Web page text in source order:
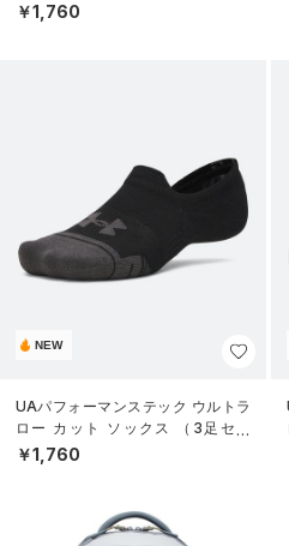
ニング/UNISEX）
￥1,760
NEW
UAパフォーマンステック ウルトラ
ロー カット ソックス （3足セッ
ト）（トレーニング/UNISEX）
￥1,760